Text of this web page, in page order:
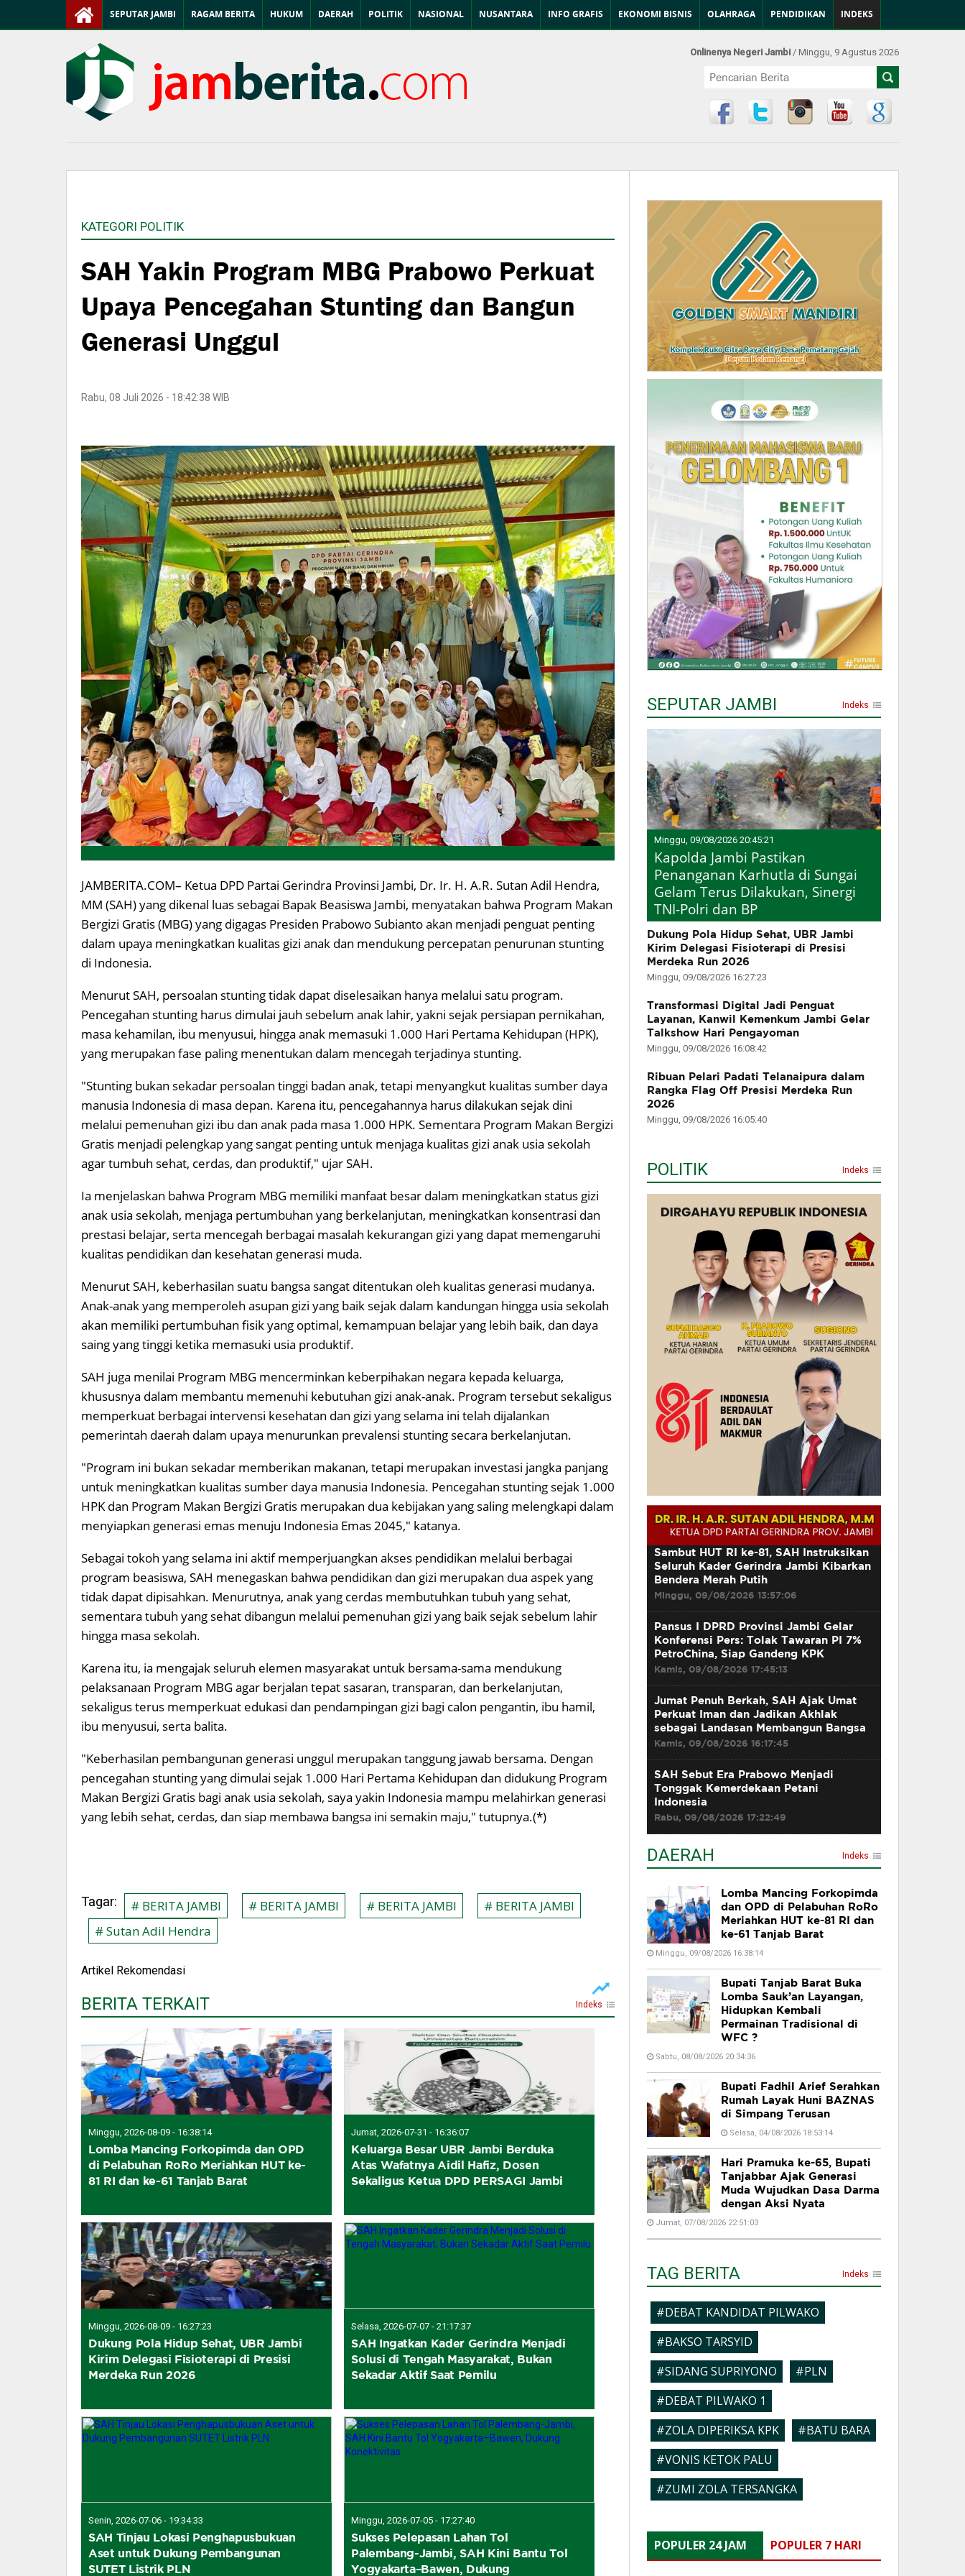
SEPUTAR JAMBI RAGAM BERITA HUKUM DAERAH POLITIK NASIONAL NUSANTARA INFO GRAFIS EKONOMI BISNIS OLAHRAGA PENDIDIKAN INDEKS
Onlinenya Negeri Jambi / Minggu, 9 Agustus 2026
KATEGORI POLITIK
SAH Yakin Program MBG Prabowo Perkuat
Upaya Pencegahan Stunting dan Bangun
Generasi Unggul
Rabu, 08 Juli 2026 - 18:42:38 WIB
JAMBERITA.COM– Ketua DPD Partai Gerindra Provinsi Jambi, Dr. Ir. H. A.R. Sutan Adil Hendra,
MM (SAH) yang dikenal luas sebagai Bapak Beasiswa Jambi, menyatakan bahwa Program Makan
Bergizi Gratis (MBG) yang digagas Presiden Prabowo Subianto akan menjadi penguat penting
dalam upaya meningkatkan kualitas gizi anak dan mendukung percepatan penurunan stunting
di Indonesia.
Menurut SAH, persoalan stunting tidak dapat diselesaikan hanya melalui satu program.
Pencegahan stunting harus dimulai jauh sebelum anak lahir, yakni sejak persiapan pernikahan,
masa kehamilan, ibu menyusui, hingga anak memasuki 1.000 Hari Pertama Kehidupan (HPK),
yang merupakan fase paling menentukan dalam mencegah terjadinya stunting.
"Stunting bukan sekadar persoalan tinggi badan anak, tetapi menyangkut kualitas sumber daya
manusia Indonesia di masa depan. Karena itu, pencegahannya harus dilakukan sejak dini
melalui pemenuhan gizi ibu dan anak pada masa 1.000 HPK. Sementara Program Makan Bergizi
Gratis menjadi pelengkap yang sangat penting untuk menjaga kualitas gizi anak usia sekolah
agar tumbuh sehat, cerdas, dan produktif," ujar SAH.
Ia menjelaskan bahwa Program MBG memiliki manfaat besar dalam meningkatkan status gizi
anak usia sekolah, menjaga pertumbuhan yang berkelanjutan, meningkatkan konsentrasi dan
prestasi belajar, serta mencegah berbagai masalah kekurangan gizi yang dapat memengaruhi
kualitas pendidikan dan kesehatan generasi muda.
Menurut SAH, keberhasilan suatu bangsa sangat ditentukan oleh kualitas generasi mudanya.
Anak-anak yang memperoleh asupan gizi yang baik sejak dalam kandungan hingga usia sekolah
akan memiliki pertumbuhan fisik yang optimal, kemampuan belajar yang lebih baik, dan daya
saing yang tinggi ketika memasuki usia produktif.
SAH juga menilai Program MBG mencerminkan keberpihakan negara kepada keluarga,
khususnya dalam membantu memenuhi kebutuhan gizi anak-anak. Program tersebut sekaligus
memperkuat berbagai intervensi kesehatan dan gizi yang selama ini telah dijalankan
pemerintah daerah dalam upaya menurunkan prevalensi stunting secara berkelanjutan.
"Program ini bukan sekadar memberikan makanan, tetapi merupakan investasi jangka panjang
untuk meningkatkan kualitas sumber daya manusia Indonesia. Pencegahan stunting sejak 1.000
HPK dan Program Makan Bergizi Gratis merupakan dua kebijakan yang saling melengkapi dalam
menyiapkan generasi emas menuju Indonesia Emas 2045," katanya.
Sebagai tokoh yang selama ini aktif memperjuangkan akses pendidikan melalui berbagai
program beasiswa, SAH menegaskan bahwa pendidikan dan gizi merupakan dua aspek yang
tidak dapat dipisahkan. Menurutnya, anak yang cerdas membutuhkan tubuh yang sehat,
sementara tubuh yang sehat dibangun melalui pemenuhan gizi yang baik sejak sebelum lahir
hingga masa sekolah.
Karena itu, ia mengajak seluruh elemen masyarakat untuk bersama-sama mendukung
pelaksanaan Program MBG agar berjalan tepat sasaran, transparan, dan berkelanjutan,
sekaligus terus memperkuat edukasi dan pendampingan gizi bagi calon pengantin, ibu hamil,
ibu menyusui, serta balita.
"Keberhasilan pembangunan generasi unggul merupakan tanggung jawab bersama. Dengan
pencegahan stunting yang dimulai sejak 1.000 Hari Pertama Kehidupan dan didukung Program
Makan Bergizi Gratis bagi anak usia sekolah, saya yakin Indonesia mampu melahirkan generasi
yang lebih sehat, cerdas, dan siap membawa bangsa ini semakin maju," tutupnya.(*)
Tagar: # BERITA JAMBI # BERITA JAMBI # BERITA JAMBI
# BERITA JAMBI
# Sutan Adil Hendra
Artikel Rekomendasi
BERITA TERKAIT Indeks
Minggu, 2026-08-09 - 16:38:14
Lomba Mancing Forkopimda dan OPD
di Pelabuhan RoRo Meriahkan HUT ke-
81 RI dan ke-61 Tanjab Barat
Jumat, 2026-07-31 - 16:36:07
Keluarga Besar UBR Jambi Berduka
Atas Wafatnya Aidil Hafiz, Dosen
Sekaligus Ketua DPD PERSAGI Jambi
Minggu, 2026-08-09 - 16:27:23
Dukung Pola Hidup Sehat, UBR Jambi
Kirim Delegasi Fisioterapi di Presisi
Merdeka Run 2026
Selasa, 2026-07-07 - 21:17:37
SAH Ingatkan Kader Gerindra Menjadi
Solusi di Tengah Masyarakat, Bukan
Sekadar Aktif Saat Pemilu
Senin, 2026-07-06 - 19:34:33
SAH Tinjau Lokasi Penghapusbukuan
Aset untuk Dukung Pembangunan
SUTET Listrik PLN
Minggu, 2026-07-05 - 17:27:40
Sukses Pelepasan Lahan Tol
Palembang-Jambi, SAH Kini Bantu Tol
Yogyakarta–Bawen, Dukung
SEPUTAR JAMBI Indeks
Minggu, 09/08/2026 20:45:21
Kapolda Jambi Pastikan
Penanganan Karhutla di Sungai
Gelam Terus Dilakukan, Sinergi
TNI-Polri dan BP
Dukung Pola Hidup Sehat, UBR Jambi
Kirim Delegasi Fisioterapi di Presisi
Merdeka Run 2026
Minggu, 09/08/2026 16:27:23
Transformasi Digital Jadi Penguat
Layanan, Kanwil Kemenkum Jambi Gelar
Talkshow Hari Pengayoman
Minggu, 09/08/2026 16:08:42
Ribuan Pelari Padati Telanaipura dalam
Rangka Flag Off Presisi Merdeka Run
2026
Minggu, 09/08/2026 16:05:40
POLITIK Indeks
Sambut HUT RI ke-81, SAH Instruksikan
Seluruh Kader Gerindra Jambi Kibarkan
Bendera Merah Putih
Minggu, 09/08/2026 13:57:06
Pansus I DPRD Provinsi Jambi Gelar
Konferensi Pers: Tolak Tawaran PI 7%
PetroChina, Siap Gandeng KPK
Kamis, 09/08/2026 17:45:13
Jumat Penuh Berkah, SAH Ajak Umat
Perkuat Iman dan Jadikan Akhlak
sebagai Landasan Membangun Bangsa
Kamis, 09/08/2026 16:17:45
SAH Sebut Era Prabowo Menjadi
Tonggak Kemerdekaan Petani
Indonesia
Rabu, 09/08/2026 17:22:49
DAERAH Indeks
Lomba Mancing Forkopimda
dan OPD di Pelabuhan RoRo
Meriahkan HUT ke-81 RI dan
ke-61 Tanjab Barat
Minggu, 09/08/2026 16:38:14
Bupati Tanjab Barat Buka
Lomba Sauk’an Layangan,
Hidupkan Kembali
Permainan Tradisional di
WFC ?
Sabtu, 08/08/2026 20:34:36
Bupati Fadhil Arief Serahkan
Rumah Layak Huni BAZNAS
di Simpang Terusan
Selasa, 04/08/2026 18:53:14
Hari Pramuka ke-65, Bupati
Tanjabbar Ajak Generasi
Muda Wujudkan Dasa Darma
dengan Aksi Nyata
Jumat, 07/08/2026 22:51:03
TAG BERITA Indeks
#DEBAT KANDIDAT PILWAKO
#BAKSO TARSYID
#SIDANG SUPRIYONO
#PLN
#DEBAT PILWAKO 1
#ZOLA DIPERIKSA KPK
#BATU BARA
#VONIS KETOK PALU
#ZUMI ZOLA TERSANGKA
POPULER 24 JAM POPULER 7 HARI